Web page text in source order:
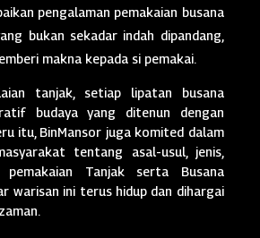
pengalaman pemakaian busana
bukan sekadar indah dipandang,
makna kepada si pemakai.
tanjak, setiap lipatan busana
budaya yang ditenun dengan
itu, BinMansor juga komited dalam
tentang asal-usul, jenis,
Tanjak serta Busana
warisan ini terus hidup dan dihargai